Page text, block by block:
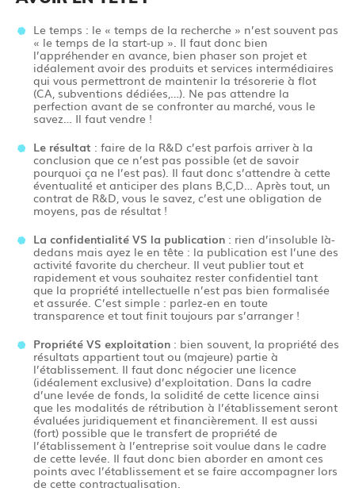
Le temps : le « temps de la recherche » n’est souvent pas
« le temps de la start-up ». Il faut donc bien
l’appréhender en avance, bien phaser son projet et
idéalement avoir des produits et services intermédiaires
qui vous permettront de maintenir la trésorerie à flot
(CA, subventions dédiées,…). Ne pas attendre la
perfection avant de se confronter au marché, vous le
savez… Il faut vendre !
Le résultat : faire de la R&D c’est parfois arriver à la
conclusion que ce n’est pas possible (et de savoir
pourquoi ça ne l’est pas). Il faut donc s’attendre à cette
éventualité et anticiper des plans B,C,D… Après tout, un
contrat de R&D, vous le savez, c’est une obligation de
moyens, pas de résultat !
La confidentialité VS la publication : rien d’insoluble là-
dedans mais ayez le en tête : la publication est l’une des
activité favorite du chercheur. Il veut publier tout et
rapidement et vous souhaitez rester confidentiel tant
que la propriété intellectuelle n’est pas bien formalisée
et assurée. C’est simple : parlez-en en toute
transparence et tout finit toujours par s’arranger !
Propriété VS exploitation : bien souvent, la propriété des
résultats appartient tout ou (majeure) partie à
l’établissement. Il faut donc négocier une licence
(idéalement exclusive) d’exploitation. Dans la cadre
d’une levée de fonds, la solidité de cette licence ainsi
que les modalités de rétribution à l’établissement seront
évaluées juridiquement et financièrement. Il est aussi
(fort) possible que le transfert de propriété de
l’établissement à l’entreprise soit voulue dans le cadre
de cette levée. Il faut donc bien aborder en amont ces
points avec l’établissement et se faire accompagner lors
de cette contractualisation.